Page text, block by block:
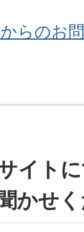
らのお
イト
かせ